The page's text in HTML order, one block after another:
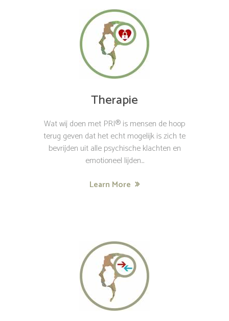
Therapie
Wat wij doen met PRI® is mensen de hoop
terug geven dat het echt mogelijk is zich te
bevrijden uit alle psychische klachten en
emotioneel lijden...
Learn More